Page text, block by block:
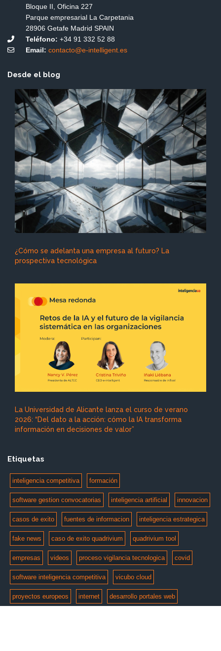
Bloque II, Oficina 227
Parque empresarial La Carpetania
28906 Getafe Madrid SPAIN
Teléfono: +34 91 332 52 88
Email: contacto@e-intelligent.es
Desde el blog
¿Cómo se adelanta una empresa al futuro? La
prospectiva tecnológica
La Universidad de Alicante lanza el curso de verano
2026: “Del dato a la acción: cómo la IA transforma
información en decisiones de valor”
Etiquetas
inteligencia competitiva formación
software gestion convocatorias inteligencia artificial innovacion
casos de exito fuentes de informacion inteligencia estrategica
fake news caso de exito quadrivium quadrivium tool
empresas videos proceso vigilancia tecnologica covid
software inteligencia competitiva vicubo cloud
proyectos europeos internet desarrollo portales web